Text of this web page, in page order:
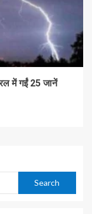
में गईं 25 जानें
Search